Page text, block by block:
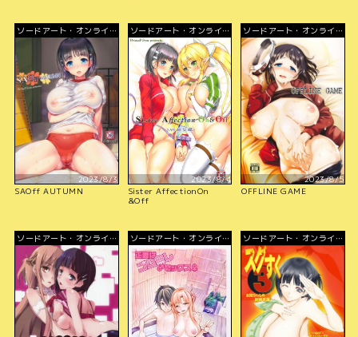
ソードアート・オンライ
2023/8/3
SAOff AUTUMN
ソードアート・オンライ
ン
2023/8/4
Sister AffectionOn
&Off
ソードアート・オンライ
ン
2023/8/5
OFFLINE GAME
ソードアート・オンライ
ソードアート・オンライ
ン
ソードアート・オンライ
ン